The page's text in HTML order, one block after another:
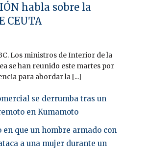
habla sobre la
CEUTA
Los ministros de Interior de la
se han reunido este martes por
para abordar la [...]
se derrumba tras un
en Kumamoto
en que un hombre armado con
a una mujer durante un